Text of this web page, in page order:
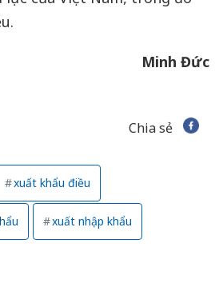
Minh Đức
Chia sẻ
xuất khẩu điều
xuất nhập khẩu